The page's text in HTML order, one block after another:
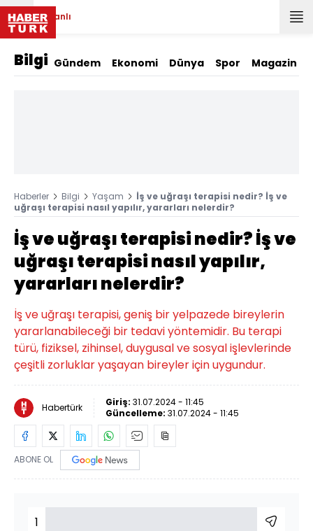
Canlı
Bilgi Gündem Ekonomi Dünya Spor Magazin
Haberler Bilgi Yaşam
İş ve uğraşı terapisi nedir? İş ve
uğraşı terapisi nasıl yapılır, yararları nelerdir?
İş ve uğraşı terapisi nedir? İş ve
uğraşı terapisi nasıl yapılır,
yararları nelerdir?
İş ve uğraşı terapisi, geniş bir yelpazede bireylerin
yararlanabileceği bir tedavi yöntemidir. Bu terapi
türü, fiziksel, zihinsel, duygusal ve sosyal işlevlerinde
çeşitli zorluklar yaşayan bireyler için uygundur.
Habertürk Giriş: 31.07.2024 - 11:45
Güncelleme: 31.07.2024 - 11:45
ABONE OL
1